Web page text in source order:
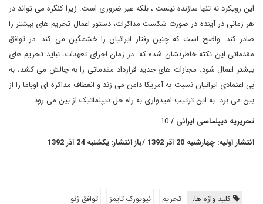
این رویکرد نه تنها سازنده نیست ، بلکه غیر ضروری است. زیرا کنگره می تواند در
هر زمانی در آینده در صورت شکست مذاکرات، دستور اعمال تحریم های بیشتر را
صادر کند. واضح است که چنین رفتار ایرانیان را خشمگین می کند. در توافق
مقدماتی این نکته خاطرنشان شده که در زمان اجرای تعهدات، نباید تحریم های
بیشتر اعمال شود. مجازات های جدید قرارداد مقدماتی را به چالش می کشد، به
بی اعتمادی ایرانیان نسبت به آمریکا دامن می زند و انعطاف مذاکره ای اوباما را از
بین می برد. به این ترتیب امیدواری به راه حل دیپلماتیک از بین می رود.
تحریریه دیپلماسی ایرانی /10
انتشار اولیه: چهارشنبه 20 آذر 1392 /باز انتشار: یکشنبه 24 آذر 1392
کلید واژه ها: تحریم نیویورک تایمز توافق ژنو